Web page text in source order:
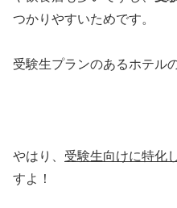
つかりやすいためです。
受験生プランのあるホテル
やはり、 受験生向けに特化
すよ！